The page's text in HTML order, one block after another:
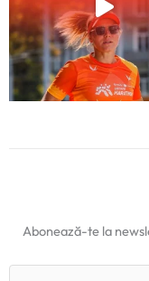
Abonează-te la